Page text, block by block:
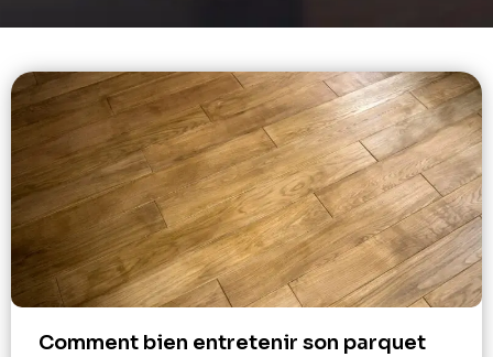
Comment bien entretenir son parquet